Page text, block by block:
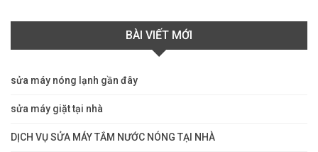
BÀI VIẾT MỚI
sửa máy nóng lạnh gần đây
sửa máy giặt tại nhà
DỊCH VỤ SỬA MÁY TẮM NƯỚC NÓNG TẠI NHÀ